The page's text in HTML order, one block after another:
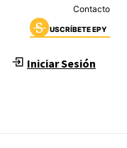
Contacto
USCRÍBETE EPY
Iniciar Sesión